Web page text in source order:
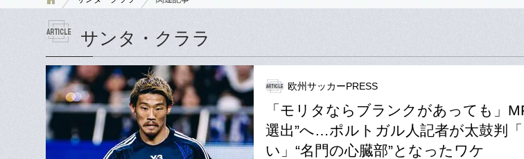
サンタ・クララ
欧州サッカーPRESS
「モリタならブランクがあっても」
選出”へ…ポルトガル人記者が太鼓判
い」“名門の心臓部”となったワケ